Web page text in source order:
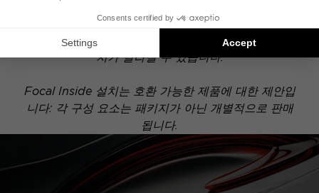
기준으로 제작되었습니다. 차량에 특정 하이파이 옵션
이 장착되어 있는 경우, 도면에 표시된 구성 요소의 위
치가 달라질 수 있습니다.
Focal Inside 설치는 호환 가능한 제품에 대한 제안입
니다: 각 구성 요소는 패키지가 아닌 개별적으로 판매
됩니다.